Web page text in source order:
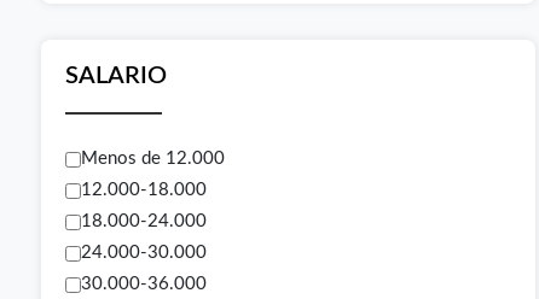
SALARIO
Menos de 12.000
12.000-18.000
18.000-24.000
24.000-30.000
30.000-36.000